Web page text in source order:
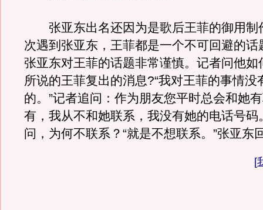
张亚东出名还因为是歌后王菲的御用制
次遇到张亚东，王菲都是一个不可回避的话
张亚东对王菲的话题非常谨慎。记者问他如
所说的王菲复出的消息?“我对王菲的事情没
的。”记者追问：作为朋友您平时总会和她
有，我从不和她联系，我没有她的电话号码
问，为何不联系？“就是不想联系。”张亚
[